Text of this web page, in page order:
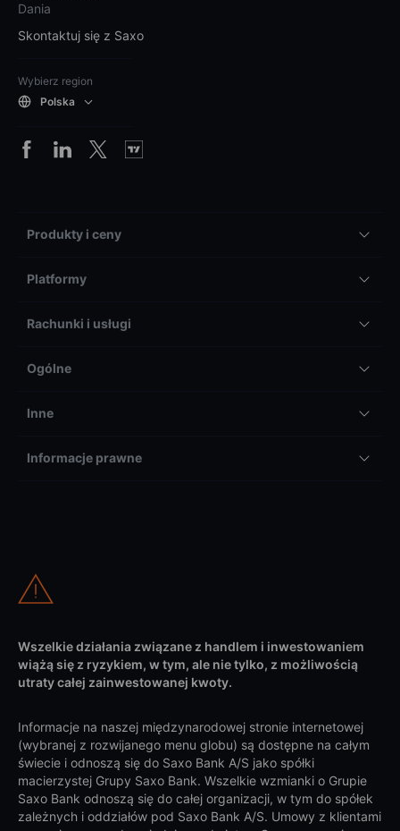
Dania
Skontaktuj się z Saxo
Wybierz region
Polska
Produkty i ceny
Platformy
Rachunki i usługi
Ogólne
Inne
Informacje prawne
Wszelkie działania związane z handlem i inwestowaniem
wiążą się z ryzykiem, w tym, ale nie tylko, z możliwością
utraty całej zainwestowanej kwoty.
Informacje na naszej międzynarodowej stronie internetowej
(wybranej z rozwijanego menu globu) są dostępne na całym
świecie i odnoszą się do Saxo Bank A/S jako spółki
macierzystej Grupy Saxo Bank. Wszelkie wzmianki o Grupie
Saxo Bank odnoszą się do całej organizacji, w tym do spółek
zależnych i oddziałów pod Saxo Bank A/S. Umowy z klientami